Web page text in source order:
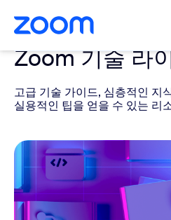
으로 건너뛰기
팅으로 건너뛰기
Zoom 기술 라
고급 기술 가이드, 심층적인 지
실용적인 팁을 얻을 수 있는 리